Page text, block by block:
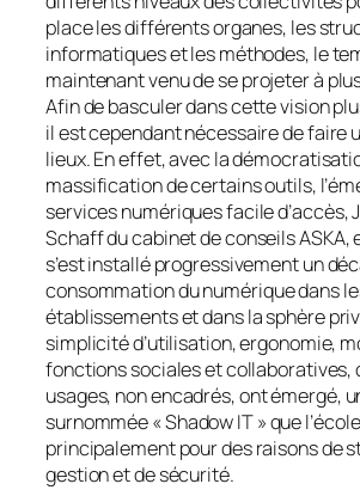
place les différents organes, les
informatiques et les méthodes, le
maintenant venu de se projeter à
Afin de basculer dans cette vision
il est cependant nécessaire de faire
lieux. En effet, avec la
massification de certains outils,
services numériques facile d’accès,
Schaff du cabinet de conseils ASKA,
s’est installé progressivement un
consommation du numérique dans
établissements et dans la sphère
simplicité d’utilisation, ergonomie,
fonctions sociales et collaboratives,
usages, non encadrés, ont émergé,
surnommée « Shadow IT » que
principalement pour des raisons de
gestion et de sécurité.